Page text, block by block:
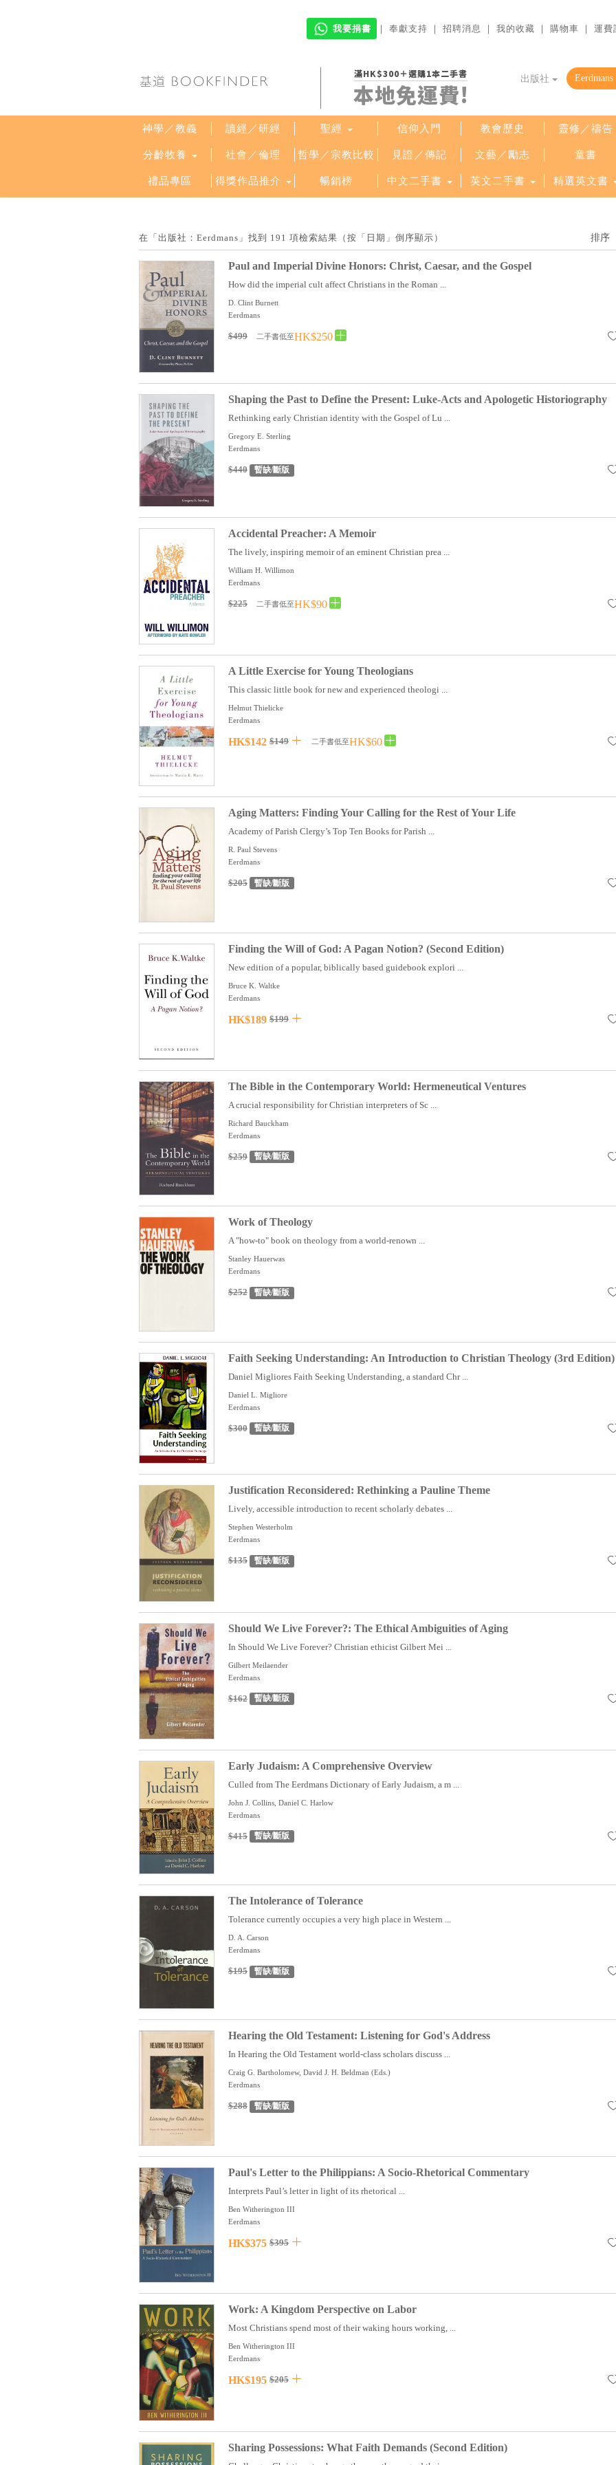
我要捐書 ｜ 奉獻支持 ｜ 招聘消息 ｜ 我的收藏 ｜ 購物車 ｜ 運費
滿HK$300＋選購1本二手書
本地免運費!
出版社
神學／教義 讀經／研經 聖經 信仰入門 教會歷史 靈修／禱告
分齡牧養 社會／倫理 哲學／宗教比較 見證／傳記 文藝／勵志 童書
禮品專區 得獎作品推介 暢銷榜 中文二手書 英文二手書 精選英文書
在「出版社：Eerdmans」找到 191 項檢索結果（按「日期」倒序顯示）
Paul and Imperial Divine Honors: Christ, Caesar, and the Gospel
How did the imperial cult affect Christians in the Roman ...
D. Clint Burnett
Eerdmans
$499 二手書低至HK$250
Shaping the Past to Define the Present: Luke-Acts and Apologetic Historiography
Rethinking early Christian identity with the Gospel of Lu ...
Gregory E. Sterling
Eerdmans
$440 暫缺/斷版
Accidental Preacher: A Memoir
The lively, inspiring memoir of an eminent Christian prea ...
William H. Willimon
Eerdmans
$225 二手書低至HK$90
A Little Exercise for Young Theologians
This classic little book for new and experienced theologi ...
Helmut Thielicke
Eerdmans
HK$142 $149 二手書低至HK$60
Aging Matters: Finding Your Calling for the Rest of Your Life
Academy of Parish Clergy’s Top Ten Books for Parish ...
R. Paul Stevens
Eerdmans
$205 暫缺/斷版
Finding the Will of God: A Pagan Notion? (Second Edition)
New edition of a popular, biblically based guidebook explori ...
Bruce K. Waltke
Eerdmans
HK$189 $199
The Bible in the Contemporary World: Hermeneutical Ventures
A crucial responsibility for Christian interpreters of Sc ...
Richard Bauckham
Eerdmans
$259 暫缺/斷版
Work of Theology
A "how-to" book on theology from a world-renown ...
Stanley Hauerwas
Eerdmans
$252 暫缺/斷版
Faith Seeking Understanding: An Introduction to Christian Theology (3rd Edition)
Daniel Migliores Faith Seeking Understanding, a standard Chr ...
Daniel L. Migliore
Eerdmans
$300 暫缺/斷版
Justification Reconsidered: Rethinking a Pauline Theme
Lively, accessible introduction to recent scholarly debates ...
Stephen Westerholm
Eerdmans
$135 暫缺/斷版
Should We Live Forever?: The Ethical Ambiguities of Aging
In Should We Live Forever? Christian ethicist Gilbert Mei ...
Gilbert Meilaender
Eerdmans
$162 暫缺/斷版
Early Judaism: A Comprehensive Overview
Culled from The Eerdmans Dictionary of Early Judaism, a m ...
John J. Collins, Daniel C. Harlow
Eerdmans
$415 暫缺/斷版
The Intolerance of Tolerance
Tolerance currently occupies a very high place in Western ...
D. A. Carson
Eerdmans
$195 暫缺/斷版
Hearing the Old Testament: Listening for God's Address
In Hearing the Old Testament world-class scholars discuss ...
Craig G. Bartholomew, David J. H. Beldman (Eds.)
Eerdmans
$288 暫缺/斷版
Paul's Letter to the Philippians: A Socio-Rhetorical Commentary
Interprets Paul’s letter in light of its rhetorical ...
Ben Witherington III
Eerdmans
HK$375 $395
Work: A Kingdom Perspective on Labor
Most Christians spend most of their waking hours working, ...
Ben Witherington III
Eerdmans
HK$195 $205
Sharing Possessions: What Faith Demands (Second Edition)